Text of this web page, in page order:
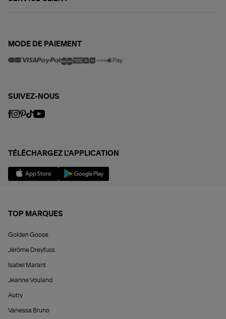
MODE DE PAIEMENT
SUIVEZ-NOUS
TÉLÉCHARGEZ L'APPLICATION
TOP MARQUES
Golden Goose
Jérôme Dreyfuss
Isabel Marant
Jeanne Vouland
Autry
Vanessa Bruno